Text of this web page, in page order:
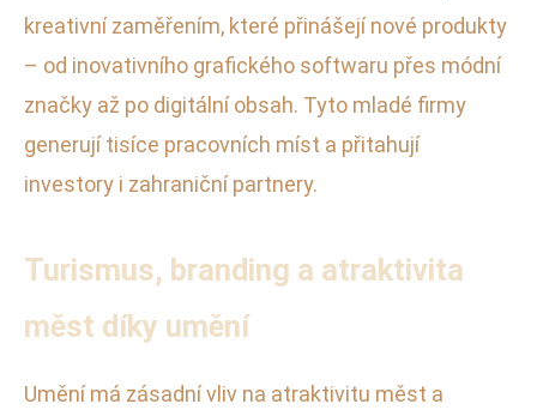
kreativní zaměřením, které přinášejí nové produkty
– od inovativního grafického softwaru přes módní
značky až po digitální obsah. Tyto mladé firmy
generují tisíce pracovních míst a přitahují
investory i zahraniční partnery.
Turismus, branding a atraktivita
měst díky umění
Umění má zásadní vliv na atraktivitu měst a